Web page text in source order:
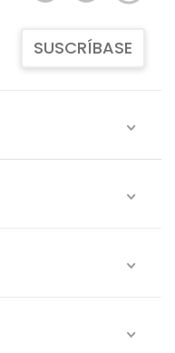
SUSCRÍBASE